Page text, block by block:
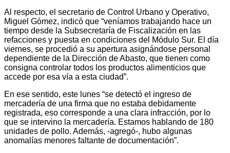
Al respecto, el secretario de Control Urbano y Operativo,
Miguel Gómez, indicó que “veníamos trabajando hace un
tiempo desde la Subsecretaría de Fiscalización en las
refacciones y puesta en condiciones del Módulo Sur. El día
viernes, se procedió a su apertura asignándose personal
dependiente de la Dirección de Abasto, que tienen como
consigna controlar todos los productos alimenticios que
accede por esa vía a esta ciudad”.
En ese sentido, este lunes “se detectó el ingreso de
mercadería de una firma que no estaba debidamente
registrada, eso corresponde a una clara infracción, por lo
que se intervino la mercadería. Estamos hablando de 180
unidades de pollo. Además, -agregó-, hubo algunas
anomalías menores faltante de documentación”.